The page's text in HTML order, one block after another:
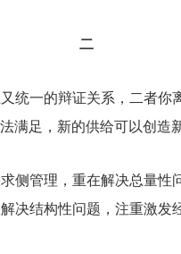
二
一的辩证关系，二者你
满足，新的供给可以创造
管理，重在解决总量性
决结构性问题，注重激